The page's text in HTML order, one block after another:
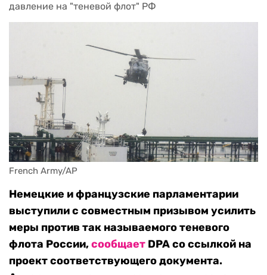
давление на "теневой флот" РФ
French Army/AP
Немецкие и французские парламентарии
выступили с совместным призывом усилить
меры против так называемого теневого
флота России,сообщает DPA со ссылкой на
проект соответствующего документа.